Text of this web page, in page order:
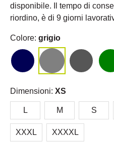
disponibile. Il tempo di
riordino, è di 9 giorni
Colore: grigio
Dimensioni: XS
L M S
XXXL XXXXL